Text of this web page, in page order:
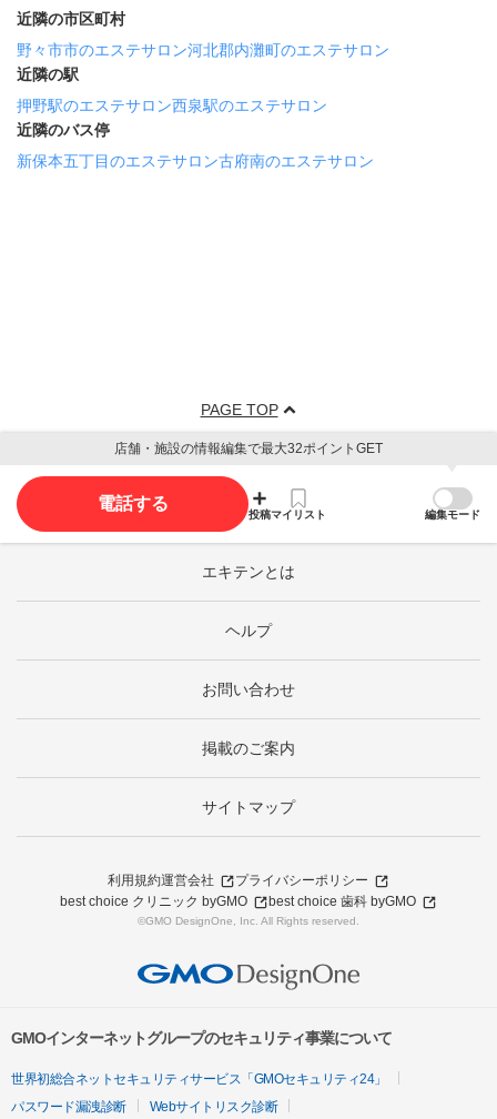
近隣の市区町村
野々市市のエステサロン河北郡内灘町のエステサロン
近隣の駅
押野駅のエステサロン西泉駅のエステサロン
近隣のバス停
新保本五丁目のエステサロン古府南のエステサロン
PAGE TOP
店舗・施設の情報編集で最大32ポイントGET
電話する
投稿マイリスト 編集モード
エキテンとは
ヘルプ
お問い合わせ
掲載のご案内
サイトマップ
利用規約運営会社
プライバシーポリシー
best choice クリニック byGMO
best choice 歯科 byGMO
©GMO DesignOne, Inc. All Rights reserved.
GMOインターネットグループのセキュリティ事業について
世界初総合ネットセキュリティサービス「GMOセキュリティ24」
パスワード漏洩診断
Webサイトリスク診断